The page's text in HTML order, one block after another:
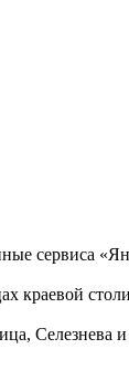
сервиса
краевой
Селезнева